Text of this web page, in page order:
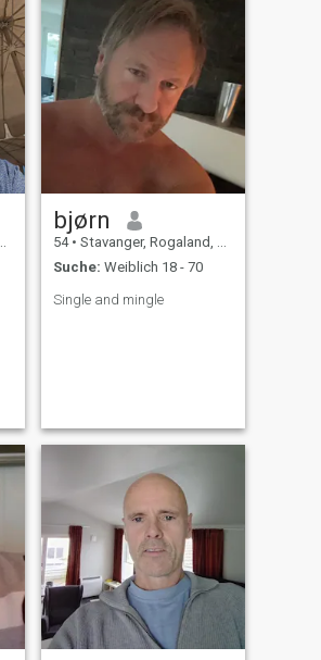
bjørn
54 • Stavanger, Rogaland, Norwegen
Suche: Weiblich 18 - 70
Single and mingle